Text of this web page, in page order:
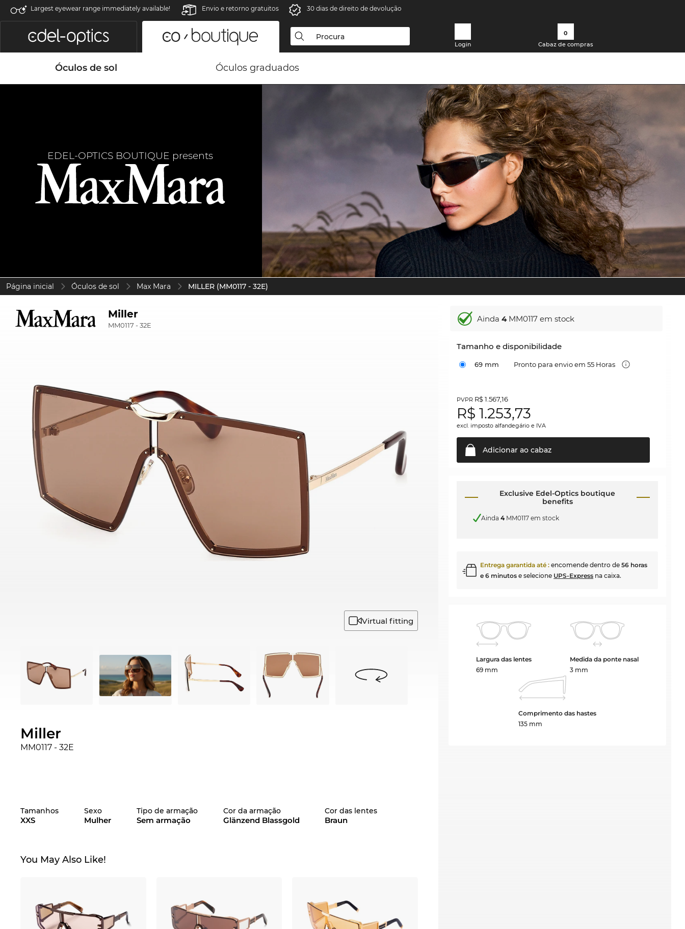
Largest eyewear range immediately available! Envio e retorno gratuitos 30 dias de direito de devolução
Login
0
Cabaz de compras
Óculos de sol Óculos graduados
EDEL-OPTICS BOUTIQUE presents
Página inicial Óculos de sol Max Mara MILLER (MM0117 - 32E)
Miller
MM0117 - 32E
Virtual fitting
Miller
MM0117 - 32E
Tamanhos
XXS
Sexo
Mulher
Tipo de armação
Sem armação
Cor da armação
Glänzend Blassgold
Cor das lentes
Braun
You May Also Like!
Ainda4MM0117 em stock
Tamanho e disponibilidade
69 mm Pronto para envio em 55 Horas
PVPR R$ 1.567,16
R$1.253,73
excl. imposto alfandegário e IVA
Adicionar ao cabaz
Exclusive Edel-Optics boutique
benefits
Ainda4MM0117 em stock
Entrega garantida até: encomende dentro de56 horas
e 6 minutos e selecione UPS-Express na caixa.
Largura das lentes
69 mm
Medida da ponte nasal
3 mm
Comprimento das hastes
135 mm